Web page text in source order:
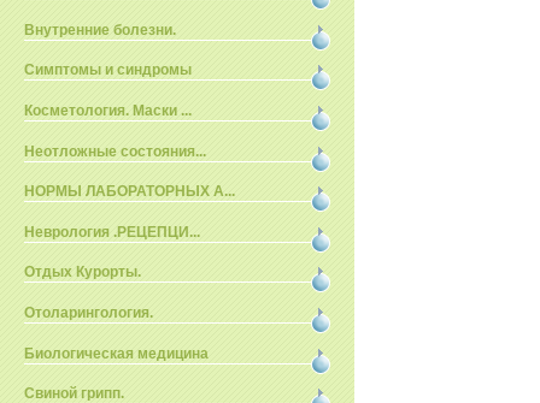
Внутренние болезни.
Симптомы и синдромы
Косметология. Маски ...
Неотложные состояния...
НОРМЫ ЛАБОРАТОРНЫХ А...
Неврология .РЕЦЕПЦИ...
Отдых Курорты.
Отоларингология.
Биологическая медицина
Свиной грипп.